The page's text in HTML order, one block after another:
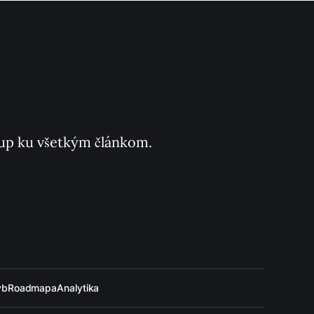
ku všetkým článkom.
RoadmapaAnalytika